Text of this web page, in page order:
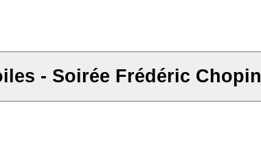
- Soirée Frédéric Chopin